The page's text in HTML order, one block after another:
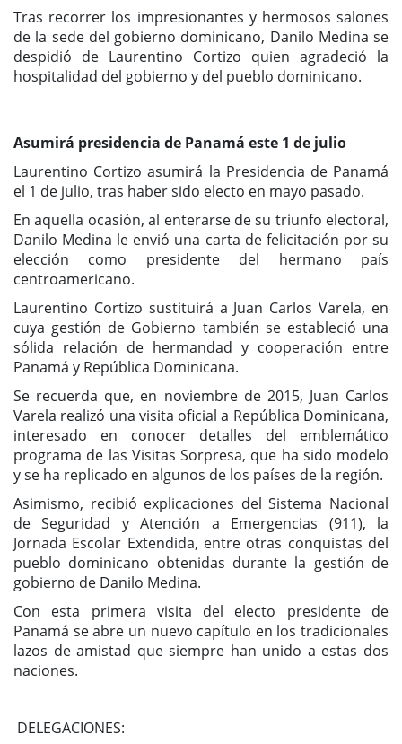
Tras recorrer los impresionantes y hermosos salones
de la sede del gobierno dominicano, Danilo Medina se
despidió de Laurentino Cortizo quien agradeció la
hospitalidad del gobierno y del pueblo dominicano.
Asumirá presidencia de Panamá este 1 de julio
Laurentino Cortizo asumirá la Presidencia de Panamá
el 1 de julio, tras haber sido electo en mayo pasado.
En aquella ocasión, al enterarse de su triunfo electoral,
Danilo Medina le envió una carta de felicitación por su
elección como presidente del hermano país
centroamericano.
Laurentino Cortizo sustituirá a Juan Carlos Varela, en
cuya gestión de Gobierno también se estableció una
sólida relación de hermandad y cooperación entre
Panamá y República Dominicana.
Se recuerda que, en noviembre de 2015, Juan Carlos
Varela realizó una visita oficial a República Dominicana,
interesado en conocer detalles del emblemático
programa de las Visitas Sorpresa, que ha sido modelo
y se ha replicado en algunos de los países de la región.
Asimismo, recibió explicaciones del Sistema Nacional
de Seguridad y Atención a Emergencias (911), la
Jornada Escolar Extendida, entre otras conquistas del
pueblo dominicano obtenidas durante la gestión de
gobierno de Danilo Medina.
Con esta primera visita del electo presidente de
Panamá se abre un nuevo capítulo en los tradicionales
lazos de amistad que siempre han unido a estas dos
naciones.
DELEGACIONES: